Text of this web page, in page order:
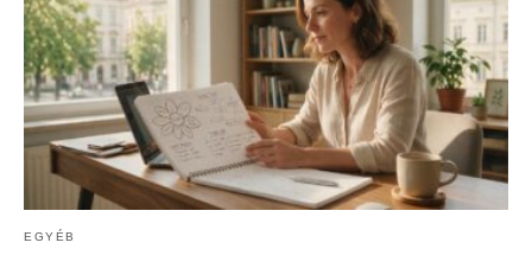
EGYÉB